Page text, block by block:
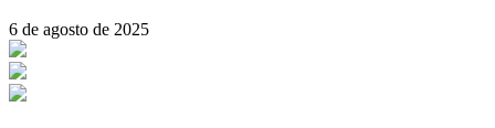
6 de agosto de 2025